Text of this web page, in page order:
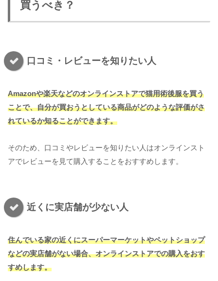
買うべき？
口コミ・レビューを知りたい人
Amazonや楽天などのオンラインストアで猫用術後服を買う
ことで、自分が買おうとしている商品がどのような評価がさ
れているか知ることができます。
そのため、口コミやレビューを知りたい人はオンラインスト
アでレビューを見て購入することをおすすめします。
近くに実店舗が少ない人
住んでいる家の近くにスーパーマーケットやペットショップ
などの実店舗がない場合、オンラインストアでの購入をおす
すめします。